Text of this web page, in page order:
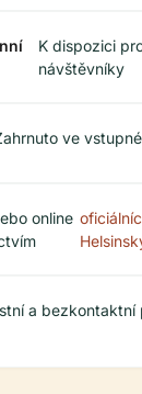
K dispozici
návštěvníky
ve
online
a bezkontaktní